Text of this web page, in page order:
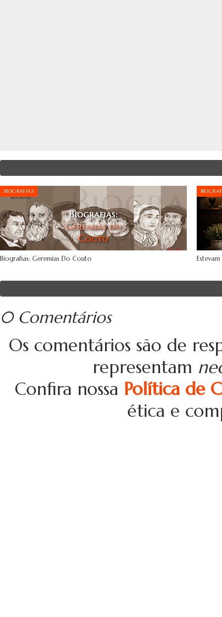
BIOGRAFIAS
Biografias: Geremias Do Couto
0 Comentários
Os comentários são de
representam
Confira nossa Política de
ética e